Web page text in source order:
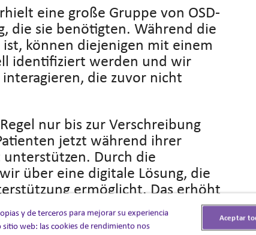
eine große Gruppe von OSD-
die sie benötigten. Während die
können diejenigen mit einem
identifiziert werden und wir
die zuvor nicht
nur bis zur Verschreibung
jetzt während ihrer
Durch die
über eine digitale Lösung, die
ermöglicht. Das erhöht
die Gesundheit und das
y de terceros para mejorar su experiencia
web: las cookies de rendimiento nos
Aceptar